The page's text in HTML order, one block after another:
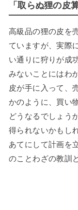
「取らぬ狸の皮
高級品の狸の皮を
ていますが、実際
い通りに狩りが成
みないことにはわ
皮が手に入って、
かのように、買い
どうなるでしょう
得られないかもし
あてにして計画を
のことわざの教訓